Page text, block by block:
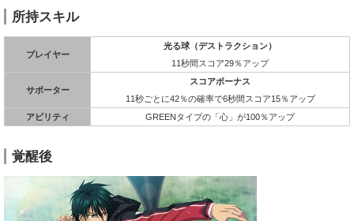
所持スキル
プレイヤー
光る球（デストラクション）
11秒間スコア29％アップ
サポーター
スコアボーナス
11秒ごとに42％の確率で6秒間スコア15％アップ
アビリティ
GREENタイプの「心」が100％アップ
覚醒後